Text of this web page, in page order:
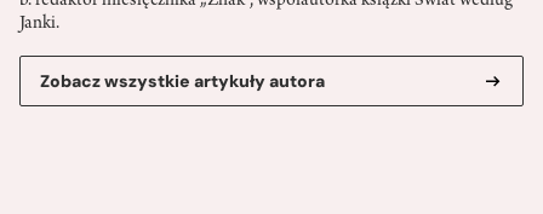
Janki.
Zobacz wszystkie artykuły autora